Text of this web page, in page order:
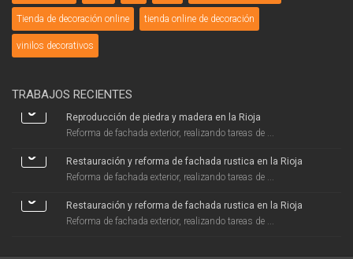
Tienda de decoración online tienda online de decoración
vinilos decorativos
TRABAJOS RECIENTES
Reproducción de piedra y madera en la Rioja
Reforma de fachada exterior, realizando tareas de ...
Restauración y reforma de fachada rustica en la Rioja
Reforma de fachada exterior, realizando tareas de ...
Restauración y reforma de fachada rustica en la Rioja
Reforma de fachada exterior, realizando tareas de ...